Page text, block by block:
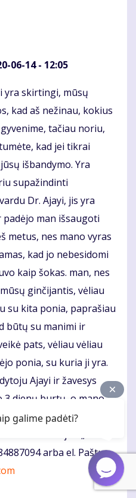
06-14 - 12:05
yra skirtingi, mūsų
kad aš nežinau, kokius
tačiau noriu,
kad jei tikrai
išbandymo. Yra
supažindinti
Dr. Ajayi, jis yra
man išsaugoti
metus, nes mano vyras
kad jo nebesidomi
kaip šokas. man, nes
ginčijantis, vėliau
su kita ponia, paprašiau
būtų su manimi ir
pats, vėliau vėliau
ponia, su kuria ji yra.
Ajayi ir žavesys
3 dienų burtų, o mano
yra pajėgus atlikti
su juo „Viber /
arba el. Paštu:
galime padėti?